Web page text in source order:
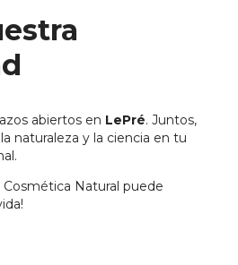
abiertos en LePré. Juntos,
naturaleza y la ciencia en tu
Cosmética Natural puede